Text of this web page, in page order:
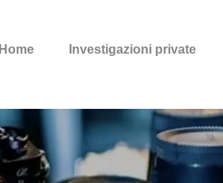
Home Investigazioni private